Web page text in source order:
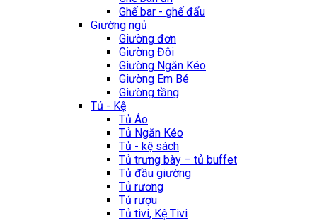
Ghế bar - ghế đẩu
Giường ngủ
Giường đơn
Giường Đôi
Giường Ngăn Kéo
Giường Em Bé
Giường tầng
Tủ - Kệ
Tủ Áo
Tủ Ngăn Kéo
Tủ - kệ sách
Tủ trưng bày – tủ buffet
Tủ đầu giường
Tủ rương
Tủ rượu
Tủ tivi, Kệ Tivi